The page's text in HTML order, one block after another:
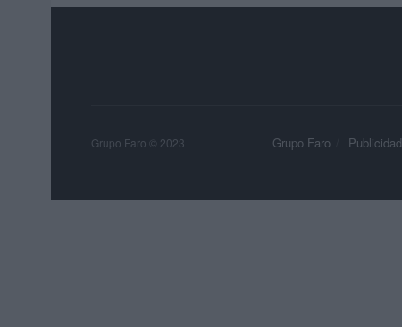
Grupo Faro Publicidad
Grupo Faro © 2023